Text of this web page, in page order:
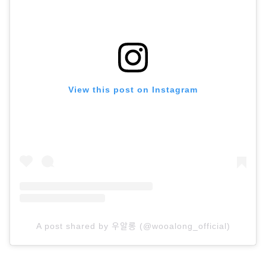
View this post on Instagram
A post shared by 우알롱 (@wooalong_official)